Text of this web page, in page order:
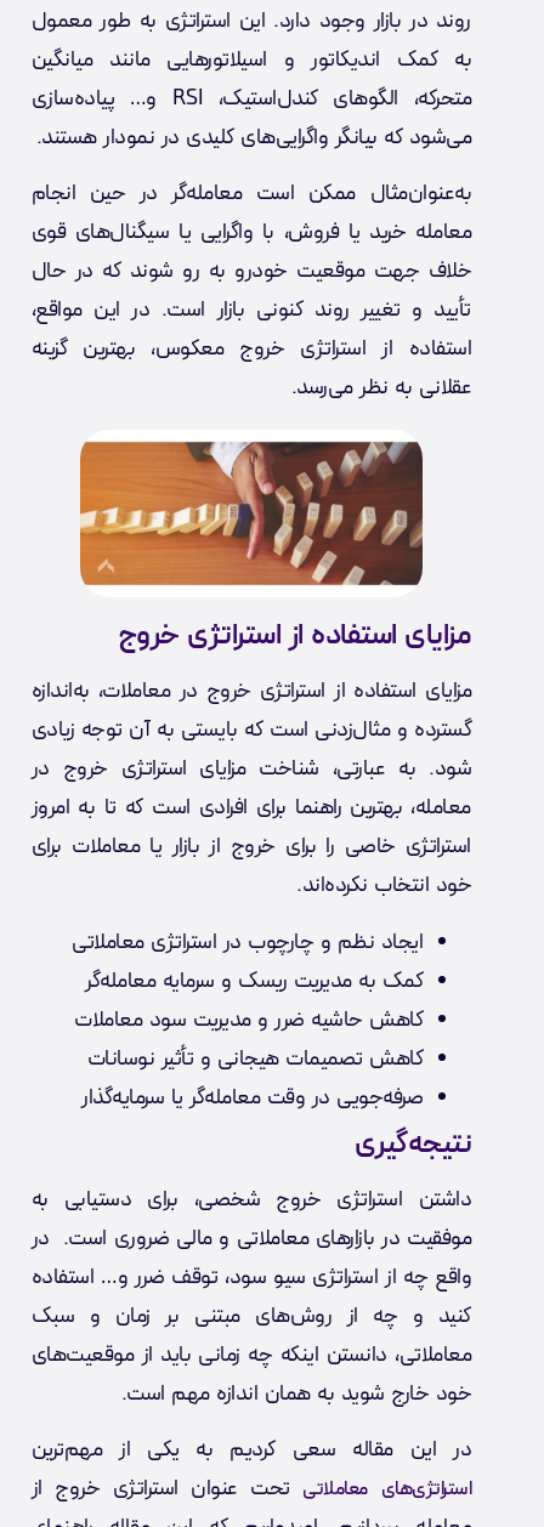
روند در بازار وجود دارد. این استراتژی به طور معمول
به کمک اندیکاتور و اسیلاتورهایی مانند میانگین
متحرکه، الگوهای کندل‌استیک، RSI و… پیاده‌سازی
می‌شود که بیانگر واگرایی‌های کلیدی در نمودار هستند.
به‌عنوان‌مثال ممکن است معامله‌گر در حین انجام
معامله خرید یا فروش، با واگرایی یا سیگنال‌های قوی
خلاف جهت موقعیت خودرو به رو شوند که در حال
تأیید و تغییر روند کنونی بازار است. در این مواقع،
استفاده از استراتژی خروج معکوس، بهترین گزینه
عقلانی به نظر می‌رسد.
مزایای استفاده از استراتژی خروج
مزایای استفاده از استراتژی خروج در معاملات، به‌اندازه
گسترده و مثال‌زدنی است که بایستی به آن توجه زیادی
شود. به عبارتی، شناخت مزایای استراتژی خروج در
معامله، بهترین راهنما برای افرادی است که تا به امروز
استراتژی خاصی را برای خروج از بازار یا معاملات برای
خود انتخاب نکرده‌اند.
ایجاد نظم و چارچوب در استراتژی معاملاتی
کمک به مدیریت ریسک و سرمایه معامله‌گر
کاهش حاشیه ضرر و مدیریت سود معاملات
کاهش تصمیمات هیجانی و تأثیر نوسانات
صرفه‌جویی در وقت معامله‌گر یا سرمایه‌گذار
نتیجه‌گیری
داشتن استراتژی خروج شخصی، برای دستیابی به
موفقیت در بازارهای معاملاتی و مالی ضروری است. در
واقع چه از استراتژی سیو سود، توقف ضرر و… استفاده
کنید و چه از روش‌های مبتنی بر زمان و سبک
معاملاتی، دانستن اینکه چه زمانی باید از موقعیت‌های
خود خارج شوید به همان اندازه مهم است.
در این مقاله سعی کردیم به یکی از مهم‌ترین
استراتژی‌های معاملاتی تحت عنوان استراتژی خروج از